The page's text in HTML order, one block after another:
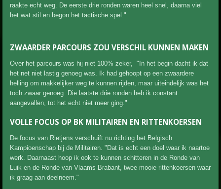
raakte echt weg. De eerste drie ronden waren heel snel, daarna viel
het wat stil en begon het tactische spel."
ZWAARDER PARCOURS ZOU VERSCHIL KUNNEN MAKEN
Over het parcours was hij niet 100% zeker, "In het begin dacht ik dat
het net niet lastig genoeg was. Ik had gehoopt op een zwaardere
helling om makkelijker weg te kunnen rijden, maar uiteindelijk was het
toch zwaar genoeg. Die laatste drie ronden heb ik constant
aangevallen, tot het echt niet meer ging."
VOLLE FOCUS OP BK MILITAIREN EN RITTENKOERSEN
De focus van Rietjens verschuift nu richting het Belgisch
Kampioenschap bij de Militairen. "Dat is echt een doel waar ik naartoe
werk. Daarnaast hoop ik ook te kunnen schitteren in de Ronde van
Luik en de Ronde van Vlaams-Brabant, twee mooie rittenkoersen waar
ik graag aan deelneem."